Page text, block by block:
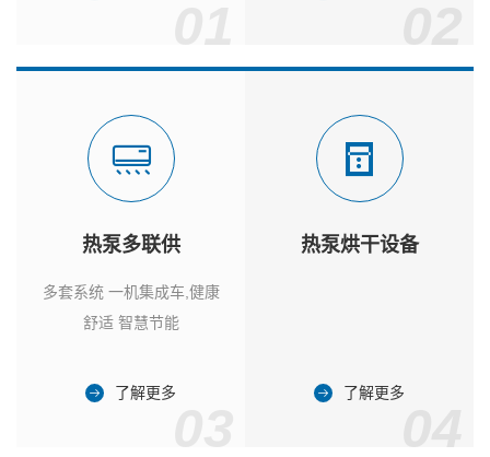
热泵多联供
多套系统 一机集成车,健康
舒适 智慧节能
了解更多
热泵烘干设备
了解更多